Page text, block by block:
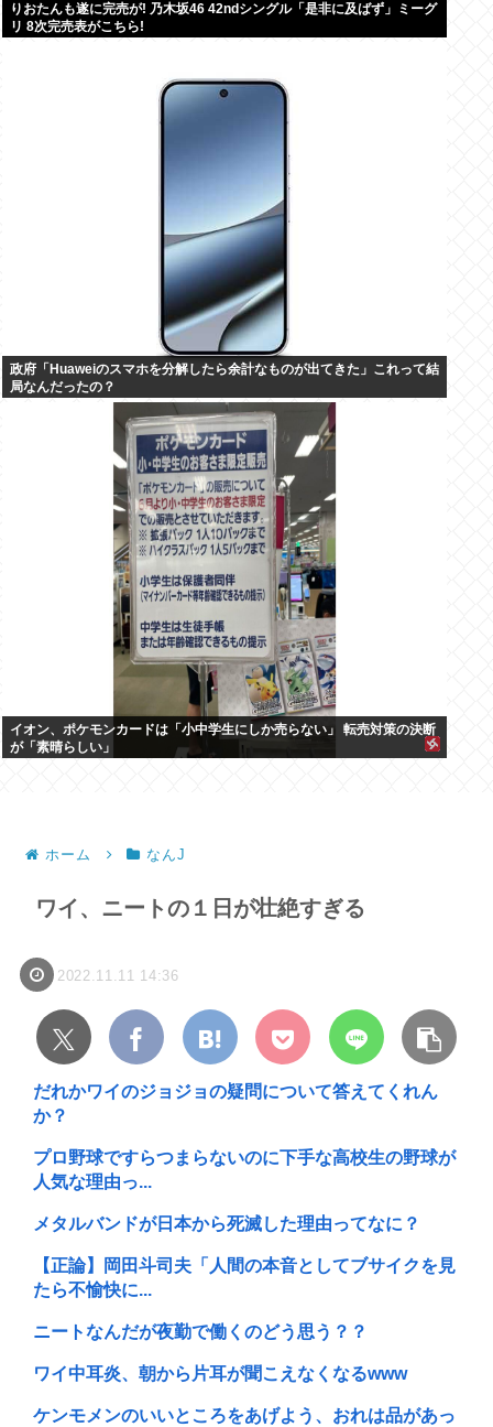
りおたんも遂に完売が! 乃木坂46 42ndシングル「是非に及ばず」ミーグ
リ 8次完売表がこちら!
政府「Huaweiのスマホを分解したら余計なものが出てきた」これって結
局なんだったの？
イオン、ポケモンカードは「小中学生にしか売らない」 転売対策の決断
が「素晴らしい」
ホーム なんJ
ワイ、ニートの１日が壮絶すぎる
2022.11.11 14:36
だれかワイのジョジョの疑問について答えてくれん
か？
プロ野球ですらつまらないのに下手な高校生の野球が
人気な理由っ...
メタルバンドが日本から死滅した理由ってなに？
【正論】岡田斗司夫「人間の本音としてブサイクを見
たら不愉快に...
ニートなんだが夜勤で働くのどう思う？？
ワイ中耳炎、朝から片耳が聞こえなくなるwww
ケンモメンのいいところをあげよう、おれは品があっ